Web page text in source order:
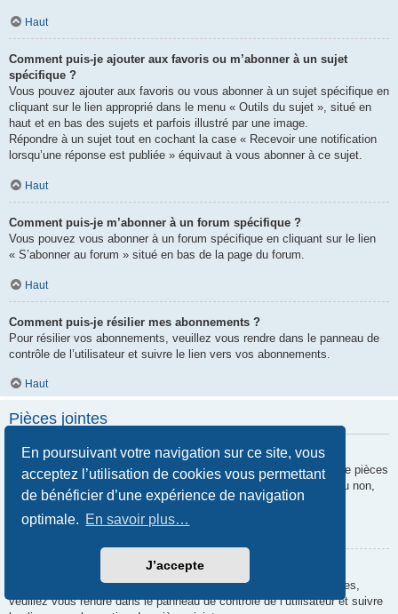
En poursuivant votre navigation sur ce site, vous
acceptez l’utilisation de cookies vous permettant
de bénéficier d’une expérience de navigation
optimale. En savoir plus…
J’accepte
Haut
Comment puis-je ajouter aux favoris ou m’abonner à un sujet
spécifique ?
Vous pouvez ajouter aux favoris ou vous abonner à un sujet spécifique en
cliquant sur le lien approprié dans le menu « Outils du sujet », situé en
haut et en bas des sujets et parfois illustré par une image.
Répondre à un sujet tout en cochant la case « Recevoir une notification
lorsqu’une réponse est publiée » équivaut à vous abonner à ce sujet.
Haut
Comment puis-je m’abonner à un forum spécifique ?
Vous pouvez vous abonner à un forum spécifique en cliquant sur le lien
« S’abonner au forum » situé en bas de la page du forum.
Haut
Comment puis-je résilier mes abonnements ?
Pour résilier vos abonnements, veuillez vous rendre dans le panneau de
contrôle de l’utilisateur et suivre le lien vers vos abonnements.
Haut
Pièces jointes
Quelles pièces jointes sont autorisées sur ce forum ?
Chaque administrateur peut autoriser ou interdire certains types de pièces
jointes. Si vous n’êtes pas certain de savoir ce qui est autorisé ou non,
nous vous invitons à contacter un administrateur du forum.
Comment puis-je retrouver toutes mes pièces jointes ?
Pour retrouver la liste des pièces jointes que vous avez transférées,
veuillez vous rendre dans le panneau de contrôle de l’utilisateur et suivre